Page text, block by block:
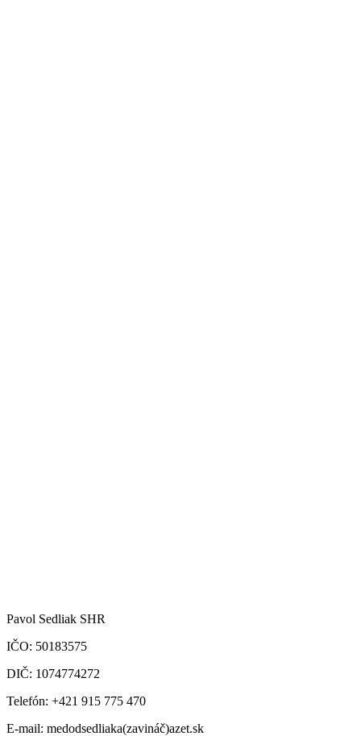
Pavol Sedliak SHR
IČO: 50183575
DIČ: 1074774272
Telefón: +421 915 775 470
E-mail: medodsedliaka(zavináč)azet.sk